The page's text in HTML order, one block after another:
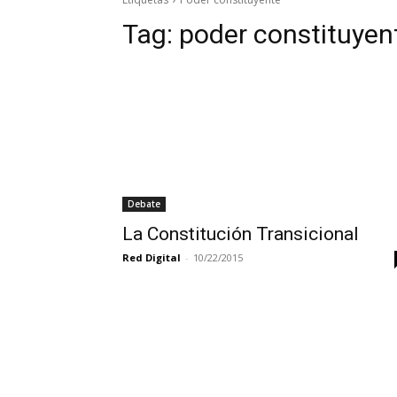
Tag: poder
Debate
La Constitución Transicional
Red Digital - 10/22/2015